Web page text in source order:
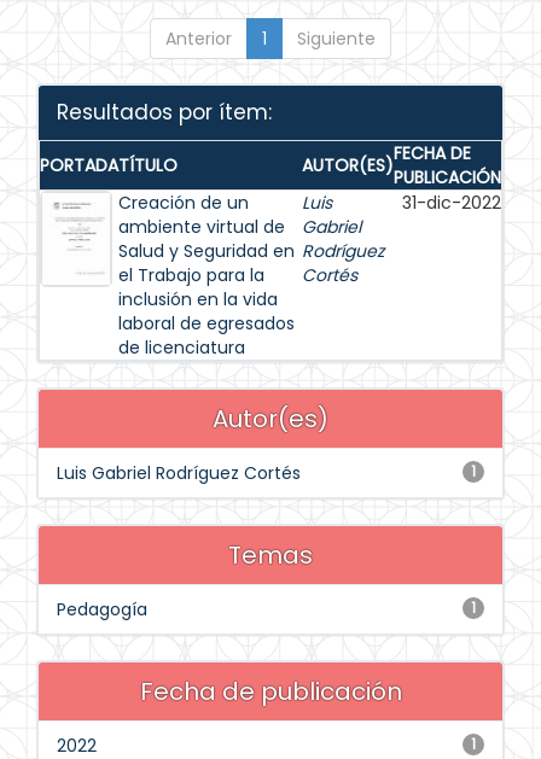
Anterior 1 Siguiente
Resultados por ítem:
PORTADATÍTULO AUTOR(ES)FECHA DE
PUBLICACIÓN
Creación de un
ambiente virtual de
Salud y Seguridad en
el Trabajo para la
inclusión en la vida
laboral de egresados
de licenciatura
Luis
Gabriel
Rodríguez
Cortés
31-dic-2022
Autor(es)
1
Luis Gabriel Rodríguez Cortés
Temas
1
Pedagogía
Fecha de publicación
1
2022